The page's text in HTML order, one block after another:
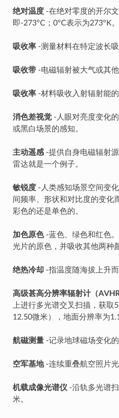
绝对温度-在绝对零度的开尔文
即-273°C；0°C表示为273°K。
吸收率-测量材料在特定波长吸
吸收带-电磁辐射被大气或其他
吸收率-材料吸收入射辐射能的
消色差视觉-人眼对亮度变化
或黑白场景的感知。
主动遥感-提供自身电磁辐射源
雷达就是一个例子。
敏锐度-人类感知场景空间变
间频率、形状和对比度的变化
彩色的还是单色的。
加色原色-蓝色、绿色和红色
光片的原色，并吸收其他两种
绝热冷却-指温度随海拔上升而
高级甚高分辨率辐射计（
上进行多光谱交叉扫描，获取
12.50微米），地面分辨率为
航磁测量-记录地球磁场变化的
空军基地-连续重叠航空照片光
机载成像光谱仪 -沿轨多光谱
米。